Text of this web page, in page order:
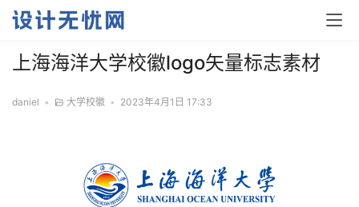
上海海洋大学校徽logo矢量标志素材
daniel • 大学校徽 • 2023年4月1日 17:33